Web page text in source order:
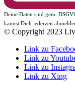
Deine Daten sind gem.
kannst Dich jederzeit
© Copyright 2023
Link zu
Link zu
Link zu
Link zu Xing